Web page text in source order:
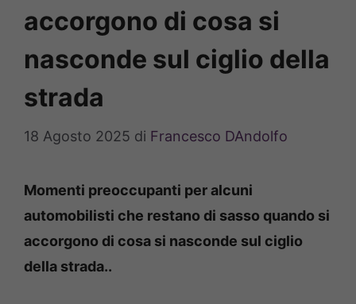
accorgono di cosa si
nasconde sul ciglio della
strada
18 Agosto 2025 di Francesco DAndolfo
Momenti preoccupanti per alcuni
automobilisti che restano di sasso quando si
accorgono di cosa si nasconde sul ciglio
della strada..